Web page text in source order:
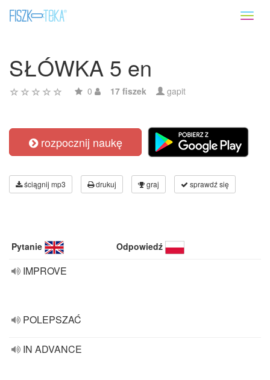
SŁÓWKA 5 en
0 17 fiszek gapit
rozpocznij naukę
ściągnij mp3 drukuj graj sprawdź się
Pytanie Odpowiedź
IMPROVE
POLEPSZAĆ
IN ADVANCE